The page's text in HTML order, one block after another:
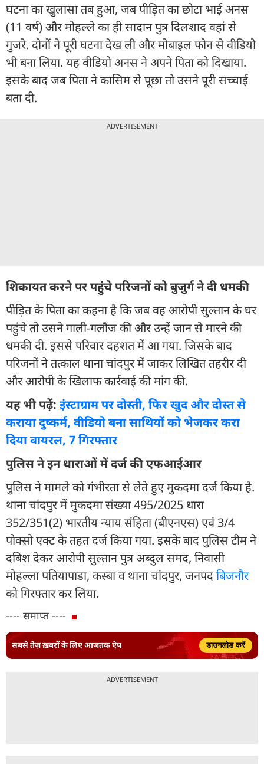
घटना का खुलासा तब हुआ, जब पीड़ित का छोटा भाई अनस
(11 वर्ष) और मोहल्ले का ही सादान पुत्र दिलशाद वहां से
गुजरे. दोनों ने पूरी घटना देख ली और मोबाइल फोन से वीडियो
भी बना लिया. यह वीडियो अनस ने अपने पिता को दिखाया.
इसके बाद जब पिता ने कासिम से पूछा तो उसने पूरी सच्चाई
बता दी.
ADVERTISEMENT
शिकायत करने पर पहुंचे परिजनों को बुजुर्ग ने दी धमकी
पीड़ित के पिता का कहना है कि जब वह आरोपी सुल्तान के घर
पहुंचे तो उसने गाली-गलौज की और उन्हें जान से मारने की
धमकी दी. इससे परिवार दहशत में आ गया. जिसके बाद
परिजनों ने तत्काल थाना चांदपुर में जाकर लिखित तहरीर दी
और आरोपी के खिलाफ कार्रवाई की मांग की.
यह भी पढ़ें: इंस्टाग्राम पर दोस्ती, फिर खुद और दोस्त से
कराया दुष्कर्म, वीडियो बना साथियों को भेजकर करा
दिया वायरल, 7 गिरफ्तार
पुलिस ने इन धाराओं में दर्ज की एफआईआर
पुलिस ने मामले को गंभीरता से लेते हुए मुकदमा दर्ज किया है.
थाना चांदपुर में मुकदमा संख्या 495/2025 धारा
352/351(2) भारतीय न्याय संहिता (बीएनएस) एवं 3/4
पोक्सो एक्ट के तहत दर्ज किया गया. इसके बाद पुलिस टीम ने
दबिश देकर आरोपी सुल्तान पुत्र अब्दुल समद, निवासी
मोहल्ला पतियापाडा, कस्बा व थाना चांदपुर, जनपदबिजनौर
को गिरफ्तार कर लिया.
---- समाप्त ----
सबसे तेज़ ख़बरों के लिए आजतक ऐप डाउनलोड करें
ADVERTISEMENT